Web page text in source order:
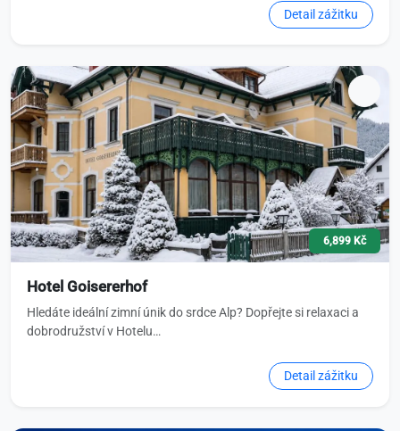
Detail zážitku
6,899 Kč
Hotel Goisererhof
Hledáte ideální zimní únik do srdce Alp? Dopřejte si relaxaci a
dobrodružství v Hotelu…
Detail zážitku